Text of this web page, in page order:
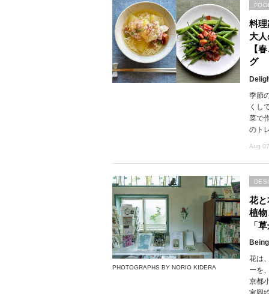
料
大
【
グ
季節
くし
菜で
のト
Aug
PHOTOGRAPHS BY NORIO KIDERA
花
植
「
花は
ーを
京都